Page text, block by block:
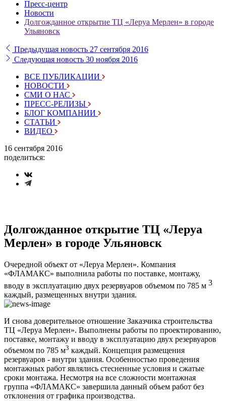
Пресс-центр
Новости
Долгожданное открытие ТЦ «Леруа Мерлен» в городе
Ульяновск
Предыдущая новость 27 сентября 2016
Следующая новость 30 ноября 2016
ВСЕ ПУБЛИКАЦИИ
НОВОСТИ
СМИ О НАС
ПРЕСС-РЕЛИЗЫ
БЛОГ КОМПАНИИ
СТАТЬИ
ВИДЕО
16 сентября 2016
поделиться:
Долгожданное открытие ТЦ «Леруа
Мерлен» в городе Ульяновск
Очередной объект от «Леруа Мерлен». Компания
«ФЛАМАКС» выполнила работы по поставке, монтажу,
вводу в эксплуатацию двух резервуаров объемом по 785 м 3
каждый, размещенных внутри здания.
И снова доверительное отношение Заказчика строительства
ТЦ «Леруа Мерлен». Выполнены работы по проектированию,
поставке, монтажу и вводу в эксплуатацию двух резервуаров
объемом по 785 м3 каждый. Концепция размещения
резервуаров - внутри здания. Особенностью проведения
монтажных работ являлись стесненные условия и сжатые
сроки монтажа. Несмотря на все сложности монтажная
группа «ФЛАМАКС» завершила данный объем работ без
отклонения от графика производства.